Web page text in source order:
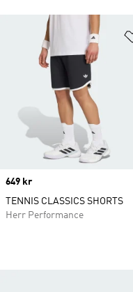
Price
649 kr
TENNIS CLASSICS SHORTS
Herr Performance